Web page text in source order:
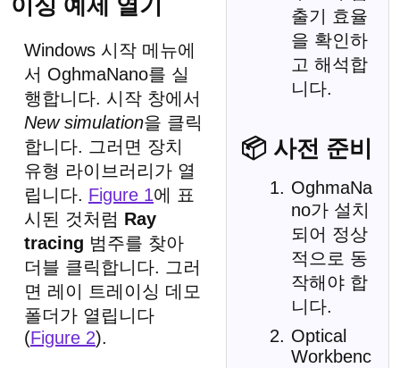
출기 효율
을 확인하
고 해석합
니다.
📦 사전 준비
OghmaNa
no가 설치
되어 정상
적으로 동
작해야 합
니다.
Optical
Workbenc
Windows 시작 메뉴에
서 OghmaNano를 실
행합니다. 시작 창에서
New simulation을 클릭
합니다. 그러면 장치
유형 라이브러리가 열
립니다. Figure 1에 표
시된 것처럼 Ray
tracing 범주를 찾아
더블 클릭합니다. 그러
면 레이 트레이싱 데모
폴더가 열립니다
(Figure 2).